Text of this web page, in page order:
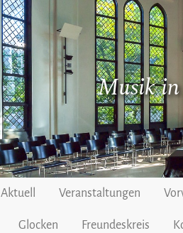
Musik
Aktuell Veranstaltungen
Glocken Freundeskreis